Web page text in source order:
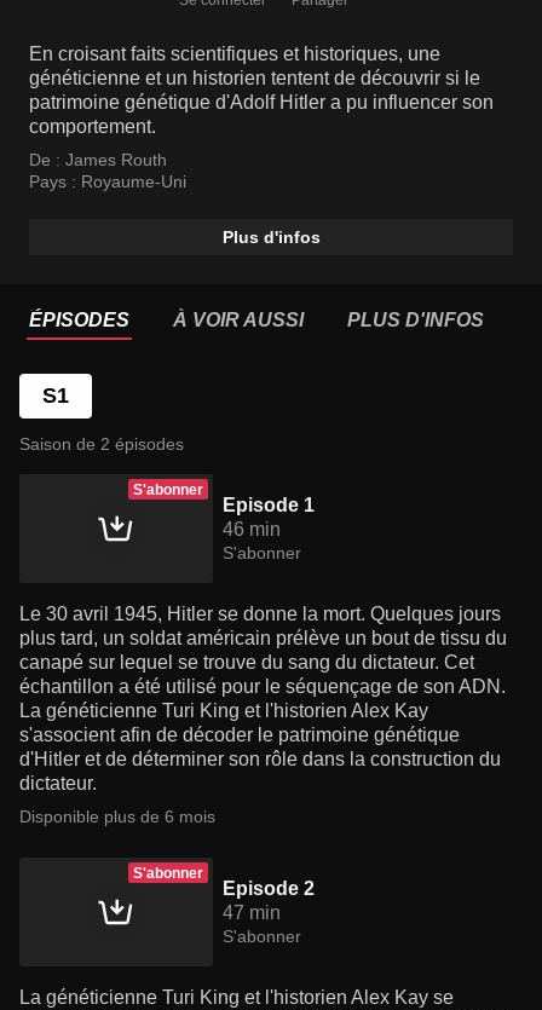
En croisant faits scientifiques et historiques, une
généticienne et un historien tentent de découvrir si le
patrimoine génétique d'Adolf Hitler a pu influencer son
comportement.
De : James Routh
Pays : Royaume-Uni
Plus d'infos
ÉPISODES À VOIR AUSSI PLUS D'INFOS
S1
Saison de 2 épisodes
S'abonner
Episode 1
46 min
S'abonner
Le 30 avril 1945, Hitler se donne la mort. Quelques jours
plus tard, un soldat américain prélève un bout de tissu du
canapé sur lequel se trouve du sang du dictateur. Cet
échantillon a été utilisé pour le séquençage de son ADN.
La généticienne Turi King et l'historien Alex Kay
s'associent afin de décoder le patrimoine génétique
d'Hitler et de déterminer son rôle dans la construction du
dictateur.
Disponible plus de 6 mois
S'abonner
Episode 2
47 min
S'abonner
La généticienne Turi King et l'historien Alex Kay se